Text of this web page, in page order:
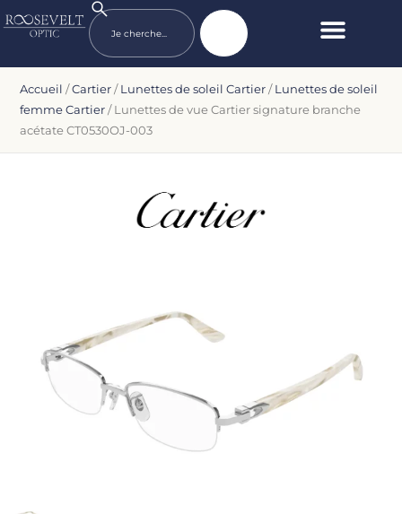
Accueil /Cartier/Lunettes de soleil Cartier/Lunettes de soleil
femme Cartier/ Lunettes de vue Cartier signature branche
acétate CT0530OJ-003